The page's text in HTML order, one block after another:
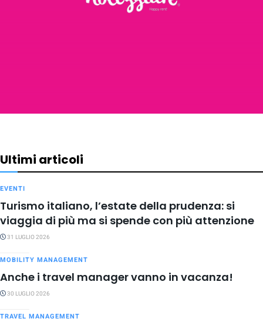
Ultimi articoli
EVENTI
Turismo italiano, l’estate della prudenza: si
viaggia di più ma si spende con più attenzione
31 LUGLIO 2026
MOBILITY MANAGEMENT
Anche i travel manager vanno in vacanza!
30 LUGLIO 2026
TRAVEL MANAGEMENT